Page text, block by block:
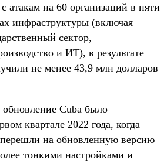
с атакам на 60 организаций в пяти
инфраструктуры (включая
сектор,
и ИТ), в результате
не менее 43,9 млн долларов
обновление Cuba было
квартале 2022 года, когда
на обновленную версию
тонкими настройками и